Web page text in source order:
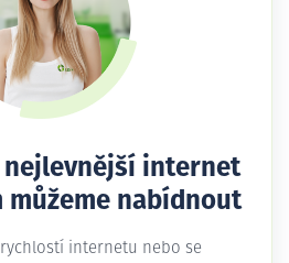
internet
můžeme nabídnout
internetu nebo se